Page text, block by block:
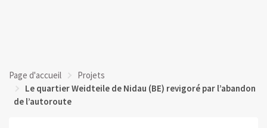
Page d'accueil
Projets
Le quartier Weidteile de Nidau (BE) revigoré par l’abandon
de l’autoroute